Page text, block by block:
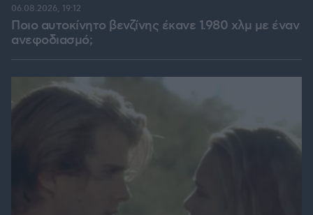
Ποιο αυτοκίνητο βενζίνης έκανε 1.980 χλμ με έναν
ανεφοδιασμό;
06.08.2026, 19:12